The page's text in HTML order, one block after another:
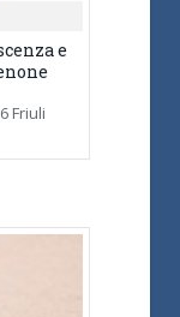
e
Friuli